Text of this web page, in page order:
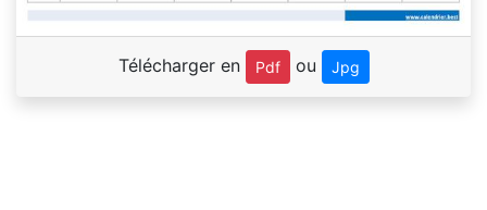
Télécharger en Pdf ou Jpg